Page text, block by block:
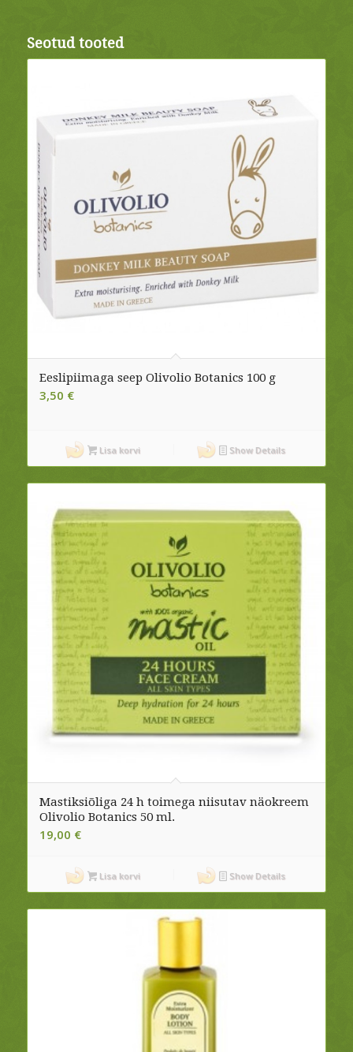
Seotud tooted
Eeslipiimaga seep Olivolio Botanics 100 g
3,50 €
Lisa korvi Show Details
Mastiksiõliga 24 h toimega niisutav näokreem
Olivolio Botanics 50 ml.
19,00 €
Lisa korvi Show Details